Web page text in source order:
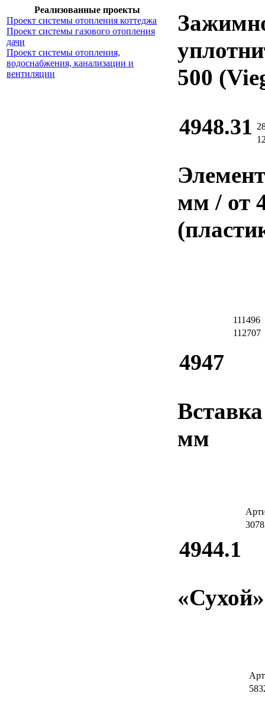
Реализованные проекты
Проект системы отопления коттеджа
Проект системы газового отопления
дачи
Проект системы отопления,
водоснабжения, канализации и
вентиляции
500
4948.31
мм / от
4947
111496
112707
мм
4944.1